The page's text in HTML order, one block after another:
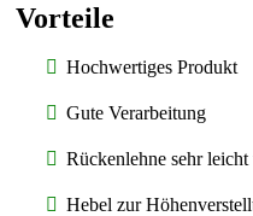
Vorteile
Hochwertiges Produkt
Gute Verarbeitung
Rückenlehne sehr leicht
Hebel zur